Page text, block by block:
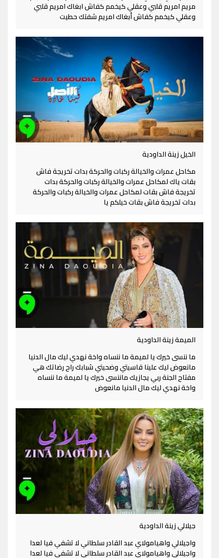
مريم امريم قلبي وعقلي كيخمم كفاش ابغاك امريم قلبي
وعقلي كيخمم كفاش أبغاك امريم شفتك حطيت
الخيل زينة الداودية
مكاحل عمرات والخيالة ركبات والحركة بدات تخريجة فاش
بقات ياك لمكاحل عمرات والخيالة ركبات والحركة بدات
تخريجة فاش بقات لمكاحل عمرات والخيالة ركبات والحركة
بدات تخريجة فاش بقات خيلكم يا
الميمة زينة الداودية
ما ننسى خيرك يا لميمة ما ننساه واخة نهدي ليك مال الدنيا
مانعوض ليك علينا قاسيتي وضحيتي شبابك راح رضاتك هي
مفتاح الجنة ربي يجازيك ماننسى خيرك يا لميمة ما ننساه
واخة نهدي ليك مال الدنيا مانعوض
جيلالي زينة الداودية
واجيلالي واهيامولاي عبد القادر سلطاني لا تشفي فيا لعدا
واجيلالي واهيامولاي عبد القادر سلطاني لا تشفي فيا لعدا